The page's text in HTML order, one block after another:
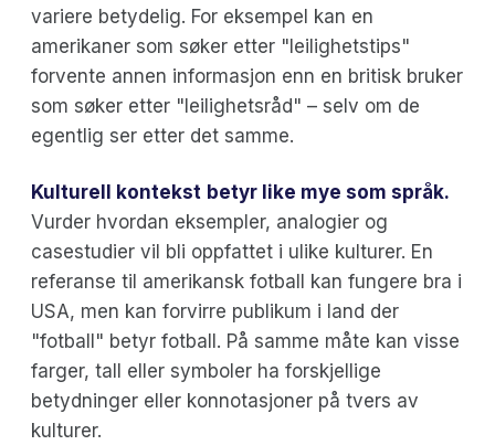
variere betydelig. For eksempel kan en
amerikaner som søker etter "leilighetstips"
forvente annen informasjon enn en britisk bruker
som søker etter "leilighetsråd" – selv om de
egentlig ser etter det samme.
Kulturell kontekst betyr like mye som språk.
Vurder hvordan eksempler, analogier og
casestudier vil bli oppfattet i ulike kulturer. En
referanse til amerikansk fotball kan fungere bra i
USA, men kan forvirre publikum i land der
"fotball" betyr fotball. På samme måte kan visse
farger, tall eller symboler ha forskjellige
betydninger eller konnotasjoner på tvers av
kulturer.